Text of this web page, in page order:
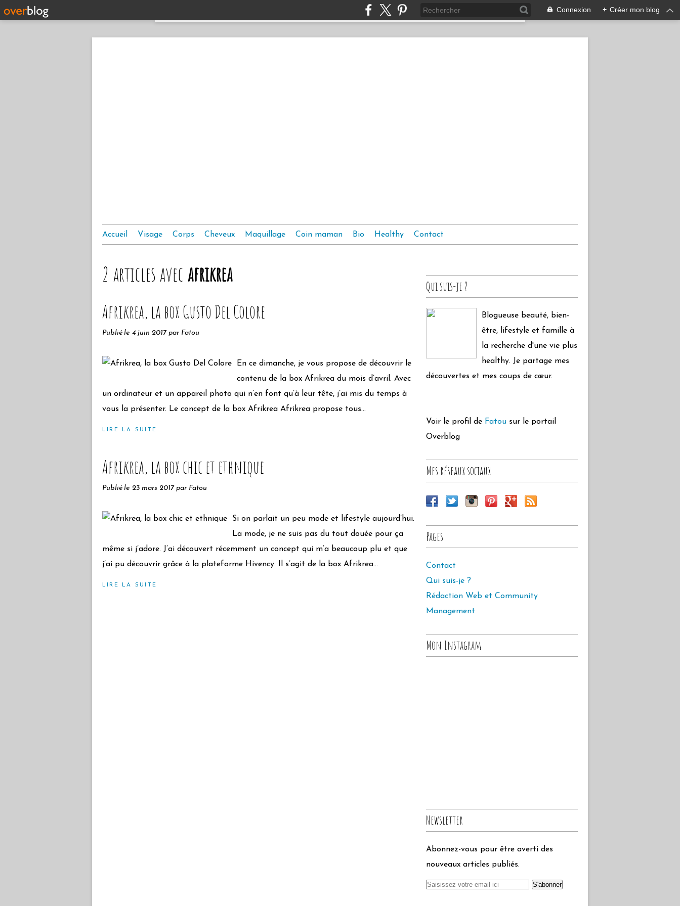
Connexion + Créer mon blog
Accueil Visage Corps Cheveux Maquillage Coin maman Bio Healthy Contact
2 articles avecafrikrea
Afrikrea, la box Gusto Del Colore
Publié le 4 juin 2017 par Fatou
En ce dimanche, je vous propose de découvrir le
contenu de la box Afrikrea du mois d’avril. Avec
un ordinateur et un appareil photo qui n’en font qu’à leur tête, j’ai mis du temps à
vous la présenter. Le concept de la box Afrikrea Afrikrea propose tous...
LIRE LA SUITE
Afrikrea, la box chic et ethnique
Publié le 23 mars 2017 par Fatou
Si on parlait un peu mode et lifestyle aujourd’hui.
La mode, je ne suis pas du tout douée pour ça
même si j’adore. J’ai découvert récemment un concept qui m’a beaucoup plu et que
j’ai pu découvrir grâce à la plateforme Hivency. Il s’agit de la box Afrikrea...
LIRE LA SUITE
Qui suis-je ?
Blogueuse beauté, bien-
être, lifestyle et famille à
la recherche d'une vie plus
healthy. Je partage mes
découvertes et mes coups de cœur.
Voir le profil de Fatou sur le portail
Overblog
Mes réseaux sociaux
Pages
Contact
Qui suis-je ?
Rédaction Web et Community
Management
Mon Instagram
Newsletter
Abonnez-vous pour être averti des
nouveaux articles publiés.